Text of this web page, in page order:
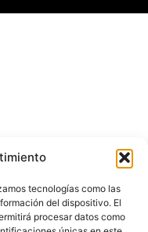
tecnologías como las
del dispositivo. El
procesar datos como